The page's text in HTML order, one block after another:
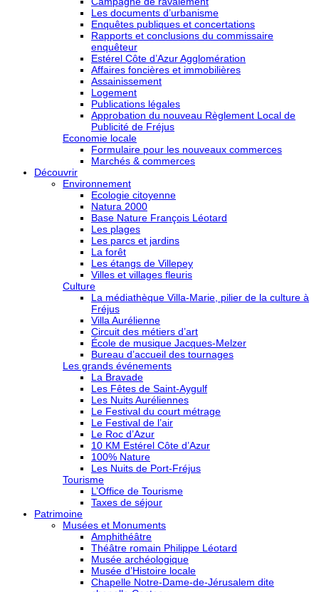
Les documents d’urbanisme
Enquêtes publiques et concertations
Rapports et conclusions du commissaire
enquêteur
Estérel Côte d’Azur Agglomération
Affaires foncières et immobilières
Assainissement
Logement
Publications légales
Approbation du nouveau Règlement Local de
Publicité de Fréjus
Economie locale
Formulaire pour les nouveaux commerces
Marchés & commerces
Découvrir
Environnement
Ecologie citoyenne
Natura 2000
Base Nature François Léotard
Les plages
Les parcs et jardins
La forêt
Les étangs de Villepey
Villes et villages fleuris
Culture
La médiathèque Villa-Marie, pilier de la culture à
Fréjus
Villa Aurélienne
Circuit des métiers d’art
École de musique Jacques-Melzer
Bureau d’accueil des tournages
Les grands événements
La Bravade
Les Fêtes de Saint-Aygulf
Les Nuits Auréliennes
Le Festival du court métrage
Le Festival de l’air
Le Roc d’Azur
10 KM Estérel Côte d’Azur
100% Nature
Les Nuits de Port-Fréjus
Tourisme
L’Office de Tourisme
Taxes de séjour
Patrimoine
Musées et Monuments
Amphithéâtre
Théâtre romain Philippe Léotard
Musée archéologique
Musée d’Histoire locale
Chapelle Notre-Dame-de-Jérusalem dite